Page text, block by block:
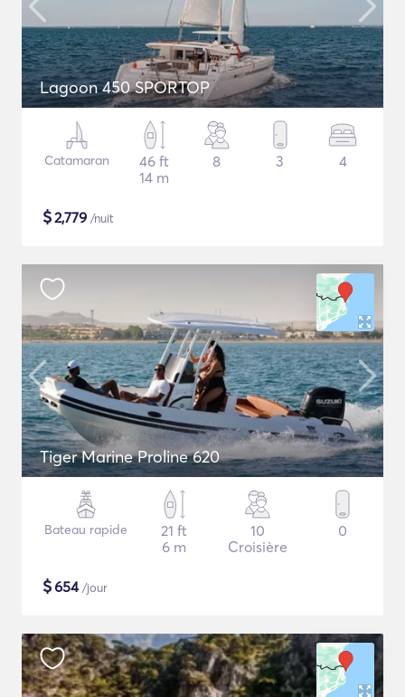
Lagoon 450 SPORTOP
Catamaran
46 ft
14 m
8 3 4
$2,779 /nuit
Tiger Marine Proline 620
Bateau rapide
21 ft
6 m
10
Croisière
0
$654/jour